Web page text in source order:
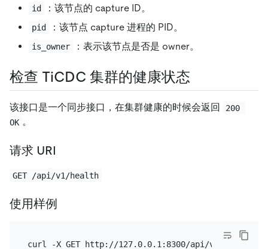
id ：该节点的 capture ID。
pid ：该节点 capture 进程的 PID。
is_owner ：表示该节点是否是 owner。
检查 TiCDC 集群的健康状态
该接口是一个同步接口，在集群健康的时候会返回
200
OK 。
请求 URI
GET /api/v1/health
使用样例